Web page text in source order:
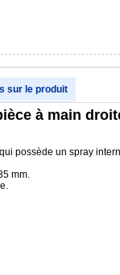
sur le produit
à main
possède un spray
mm.